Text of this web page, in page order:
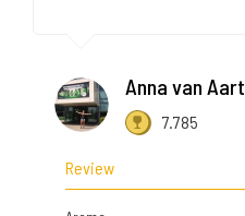
Anna van Aart
7.785
Review